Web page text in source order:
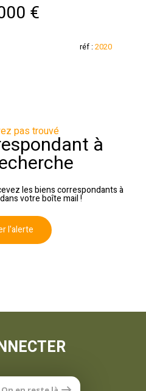
€
réf :2020
pas trouvé
à
les biens correspondants à
votre boîte mail !
l'alerte
propriétaire